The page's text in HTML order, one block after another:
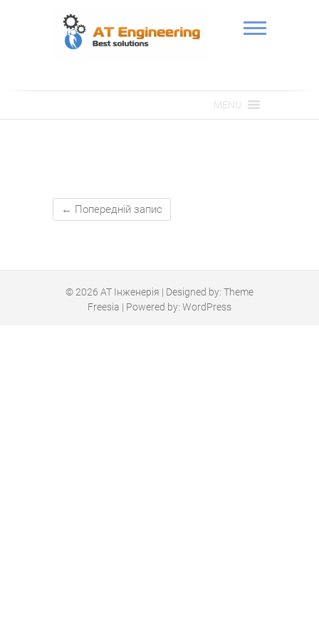
АТ Інженерія MENU
← Попередній запис
© 2026 АТ Інженерія | Designed by: Theme
Freesia | Powered by: WordPress